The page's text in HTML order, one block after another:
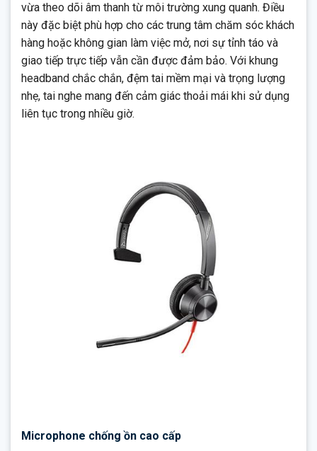
vừa theo dõi âm thanh từ môi trường xung quanh. Điều
này đặc biệt phù hợp cho các trung tâm chăm sóc khách
hàng hoặc không gian làm việc mở, nơi sự tỉnh táo và
giao tiếp trực tiếp vẫn cần được đảm bảo. Với khung
headband chắc chắn, đệm tai mềm mại và trọng lượng
nhẹ, tai nghe mang đến cảm giác thoải mái khi sử dụng
liên tục trong nhiều giờ.
Microphone chống ồn cao cấp